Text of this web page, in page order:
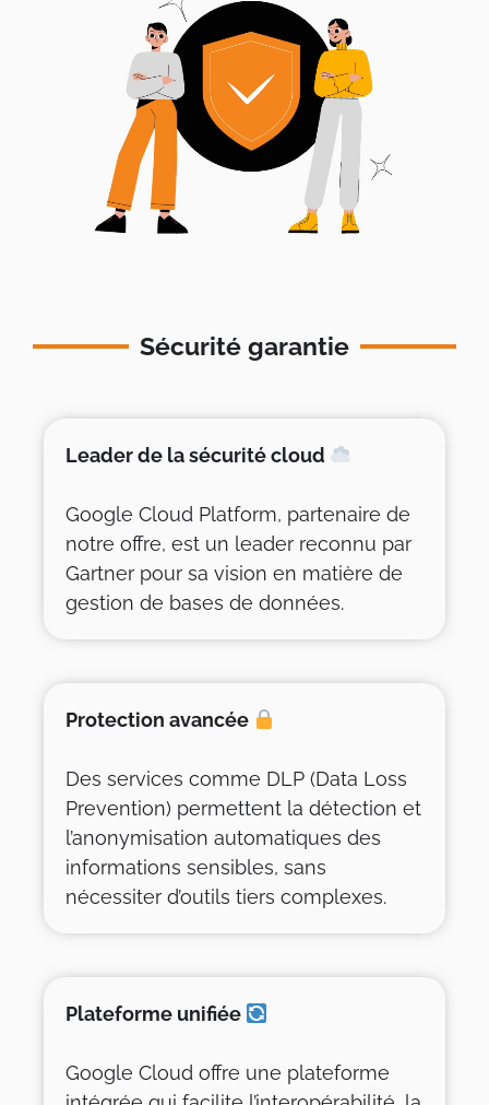
Sécurité garantie
Leader de la sécurité cloud
Google Cloud Platform, partenaire de
notre offre, est un leader reconnu par
Gartner pour sa vision en matière de
gestion de bases de données.
Protection avancée
Des services comme DLP (Data Loss
Prevention) permettent la détection et
l’anonymisation automatiques des
informations sensibles, sans
nécessiter d’outils tiers complexes.
Plateforme unifiée
Google Cloud offre une plateforme